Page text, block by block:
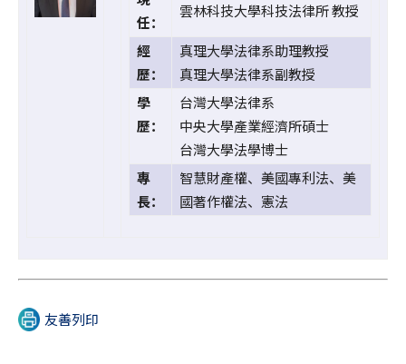
任：
雲林科技大學科技法律所 教授
經
歷：
真理大學法律系助理教授
真理大學法律系副教授
學
歷：
台灣大學法律系
中央大學產業經濟所碩士
台灣大學法學博士
專
長：
智慧財產權、美國專利法、美
國著作權法、憲法
友善列印